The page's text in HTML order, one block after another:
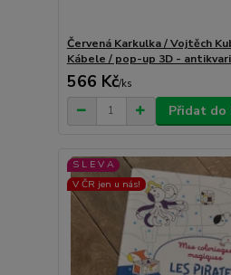
Červená Karkulka / Vojtěch
Kábele / pop-up 3D -
566 Kč/ks
Přidat do
S L E V A
V ČR jen u nás!